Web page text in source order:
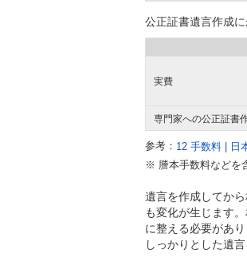
公正証書遺言作成
実費
専門家への公正証書
参考： 12 手数料 | 日
※ 謄本手数料などを
遺言を作成してか
も変化が生じます
に整える必要があり
しっかりとした遺